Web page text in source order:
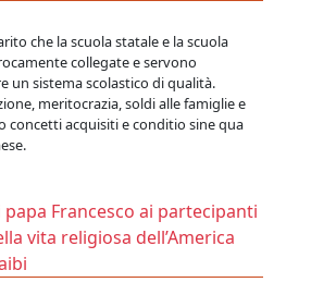
che la scuola statale e la scuola
collegate e servono
un sistema scolastico di qualità.
meritocrazia, soldi alle famiglie e
concetti acquisiti e conditio sine qua
Francesco ai partecipanti
vita religiosa dell’America